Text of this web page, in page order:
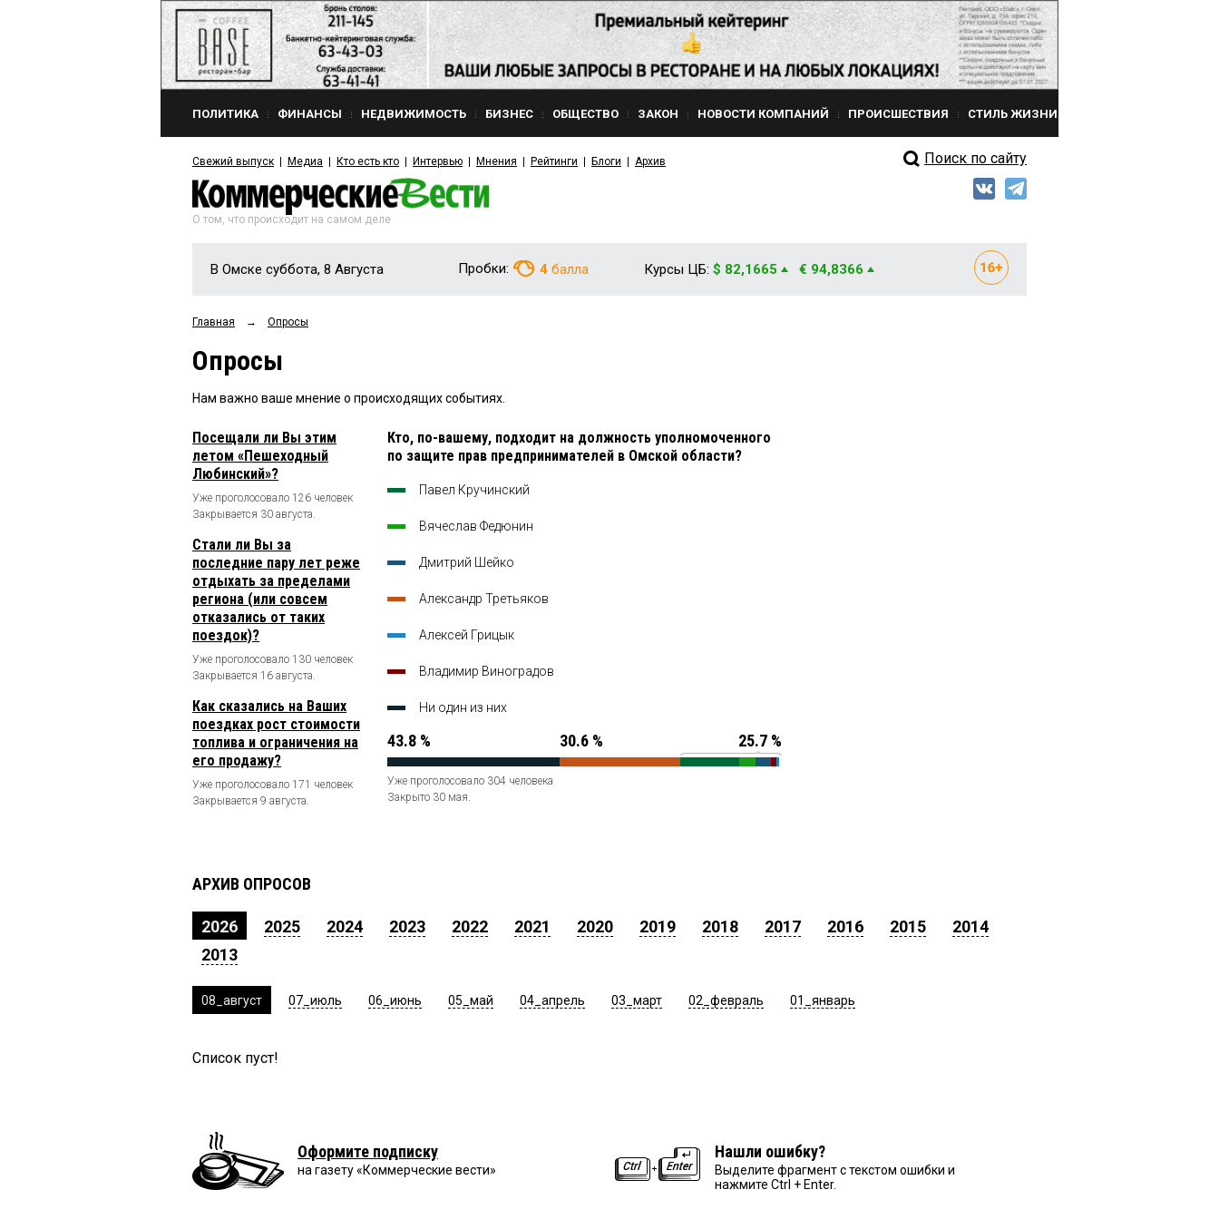
ПОЛИТИКА ФИНАНСЫ НЕДВИЖИМОСТЬ БИЗНЕС ОБЩЕСТВО ЗАКОН НОВОСТИ КОМПАНИЙ ПРОИСШЕСТВИЯ СТИЛЬ ЖИЗНИ
Свежий выпуск Медиа Кто есть кто Интервью Мнения Рейтинги Блоги Архив Поиск по сайту
О том, что происходит на самом деле
В Омске суббота, 8 Августа Пробки: 4 балла Курсы ЦБ: $ 82,1665 € 94,8366
Главная → Опросы
Опросы
Нам важно ваше мнение о происходящих событиях.
Кто, по-вашему, подходит на должность уполномоченного
по защите прав предпринимателей в Омской области?
Павел Кручинский
Вячеслав Федюнин
Дмитрий Шейко
Александр Третьяков
Алексей Грицык
Владимир Виноградов
Ни один из них
43.8 % 30.6 % 25.7 %
Уже проголосовало 304 человека
Закрыто 30 мая.
Посещали ли Вы этим
летом «Пешеходный
Любинский»?
Уже проголосовало 126 человек
Закрывается 30 августа.
Стали ли Вы за
последние пару лет реже
отдыхать за пределами
региона (или совсем
отказались от таких
поездок)?
Уже проголосовало 130 человек
Закрывается 16 августа.
Как сказались на Ваших
поездках рост стоимости
топлива и ограничения на
его продажу?
Уже проголосовало 171 человек
Закрывается 9 августа.
АРХИВ ОПРОСОВ
2026 2025 2024 2023 2022 2021 2020 2019 2018 2017 2016 2015
2014
2013
08_август 07_июль 06_июнь 05_май 04_апрель 03_март 02_февраль 01_январь
Список пуст!
Оформите подписку
на газету «Коммерческие вести»
Нашли ошибку?
Выделите фрагмент с текстом ошибки и
нажмите Ctrl + Enter.